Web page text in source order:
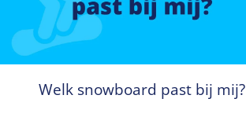
Welk snowboard past bij mij?